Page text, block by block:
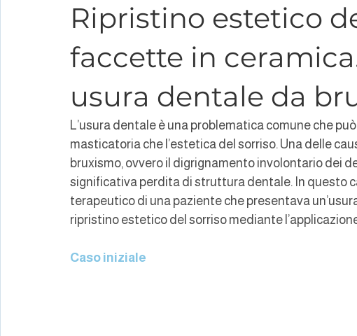
Ripristino estetico
faccette in
usura dentale da
L’usura dentale è una problematica comune che
masticatoria che l’estetica del sorriso. Una delle
bruxismo, ovvero il digrignamento involontario dei
significativa perdita di struttura dentale. In questo
terapeutico di una paziente che presentava
ripristino estetico del sorriso mediante
Caso iniziale